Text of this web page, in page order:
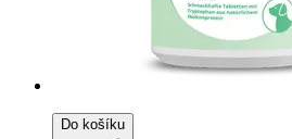
Do košíku